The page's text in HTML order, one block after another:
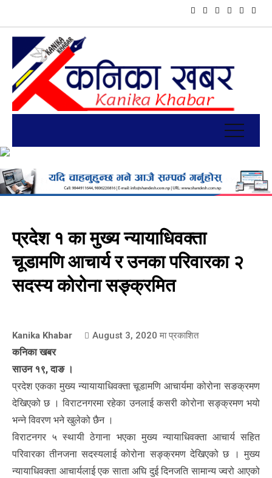
प्रदेश १ का मुख्य न्यायाधिवक्ता
चूडामणि आचार्य र उनका परिवारका २
सदस्य कोरोना सङ्क्रमित
Kanika Khabar August 3, 2020 मा प्रकाशित
कनिका खबर
साउन १९, दाङ ।
प्रदेश एकका मुख्य न्यायायाधिवक्ता चूडामणि आचार्यमा कोरोना सङक्रमण
देखिएको छ । विराटनगरमा रहेका उनलाई कसरी कोरोना सङ्क्रमण भयो
भन्ने विवरण भने खुलेको छैन ।
विराटनगर ५ स्थायी ठेगाना भएका मुख्य न्यायाधिवक्ता आचार्य सहित
परिवारका तीनजना सदस्यलाई कोरोना सङ्क्रमण देखिएको छ । मुख्य
न्यायाधिवक्ता आचार्यलाई एक साता अघि दुई दिनजति सामान्य ज्वरो आएको